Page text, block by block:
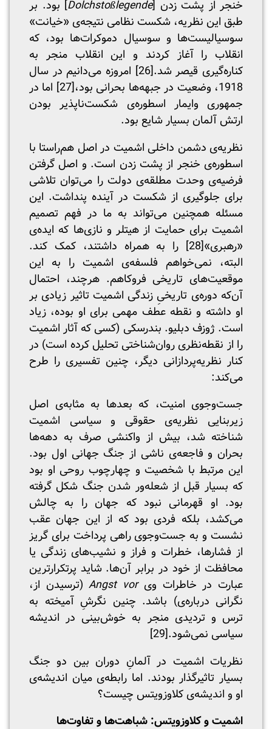
خنجر از پشت زدن [Dolchstoßlegende] بود. بر
طبق این نظریه، شکست نظامی نتیجه‌ی «خیانت»
سوسیالیست‌ها و سوسیال دموکرات‌ها بود، که
انقلاب را آغاز کردند و این انقلاب منجر به
کناره‌گیری قیصر شد.[26]
امروزه می‌دانیم در سال
1918، وضعیت در جبهه‌ها بحرانی بود،
[27]
اما در
جمهوری وایمار اسطوره‌ی شکست‌ناپذیر بودن
ارتش آلمان بسیار شایع بود.
نظریه‌ی دشمن داخلی اشمیت در اصل هم‌راستا با
اسطوره‌ی خنجر از پشت زدن است. و اصل گرفتن
فرضیه‌ی وحدت مطلقه‌ی دولت را می‌توان تلاشی
برای جلوگیری از شکست در آینده پنداشت. این
مسئله همچنین می‌تواند به ما در فهم تصمیم
اشمیت برای حمایت از هیتلر و نازی‌ها که ایده‌ی
«رهبری»[28]
را به همراه داشتند، کمک کند.
البته، نمی‌خواهم فلسفه‌ی اشمیت را به این
موقعیت‌های تاریخی فروکاهم. هرچند، احتمال
آن‌که دوره‌ی تاریخی‌ِ زندگی اشمیت تاثیر زیادی بر
او داشته و نقطه‌ عطف مهمی برای او بوده، زیاد
است. ژوزف دبلیو. بندرسکی (کسی که آثار اشمیت
را از نقطه‌نظری روان‌شناختی تحلیل کرده است) در
کنار نظریه‌پردازانی دیگر، چنین تفسیری را طرح
می‌کند:
جست‌وجوی امنیت، که بعدها به مثابه‌ی اصل
زیربنایی نظریه‌ی حقوقی و سیاسی اشمیت
شناخته شد، بیش از واکنشی صرف به دهه‌ها
بحران و فاجعه‌ی ناشی از جنگ جهانی اول بود.
این مرتبط با شخصیت و چهارچوب روحی او بود
که بسیار قبل از شعله‌ور شدن جنگ شکل گرفته
بود. او قهرمانی نبود که جهان را به چالش
می‌کشد، بلکه فردی بود که از این جهان عقب
نشست و به جست‌وجوی راهی پرداخت برای گریز
از فشارها، خطرات و فراز و نشیب‌های زندگی یا
محافظت از خود در برابر آن‌ها. شاید پرتکرارترین
عبارت در خاطرات ویAngst vor(ترسیدن از،
نگرانی درباره‌ی) باشد. چنین نگرشِ آمیخته‌ به
ترس و تردیدی منجر به خوش‌بینی در اندیشه
سیاسی نمی‌شود.[29]
نظریات اشمیت در آلمانِ دوران بین دو جنگ
بسیار تاثیرگذار بودند. اما رابطه‌ی میان اندیشه‌ی
او و اندیشه‌ی کلاوزویتس چیست؟
اشمیت و کلاوزویتس: شباهت‌ها و تفاوت‌ها